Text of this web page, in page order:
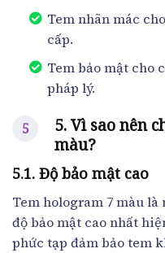
Tem nhãn mác
cấp.
Tem bảo mật cho
pháp lý.
5. Vì sao nên
màu?
5.1. Độ bảo mật cao
Tem hologram 7 màu
độ bảo mật cao nhất
phức tạp đảm bảo tem